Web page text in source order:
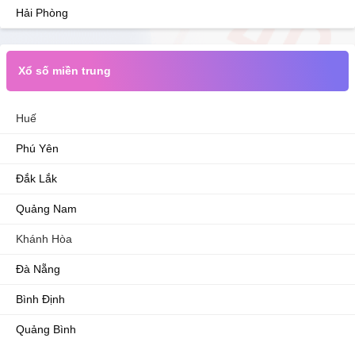
Hải Phòng
Xổ số miền trung
Huế
Phú Yên
Đắk Lắk
Quảng Nam
Khánh Hòa
Đà Nẵng
Bình Định
Quảng Bình